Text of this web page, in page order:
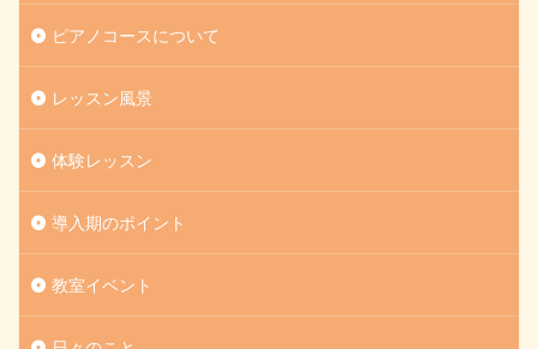
ピアノコースについて
レッスン風景
体験レッスン
導入期のポイント
教室イベント